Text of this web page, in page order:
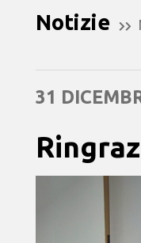
Notizie
31